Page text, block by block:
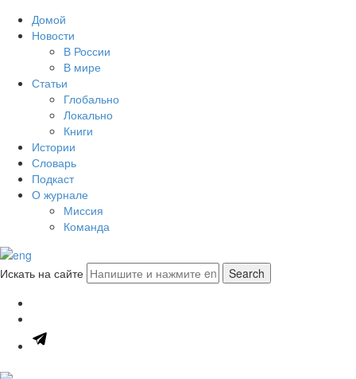
Домой
Новости
В России
В мире
Статьи
Глобально
Локально
Книги
Истории
Словарь
Подкаст
О журнале
Миссия
Команда
Искать на сайте